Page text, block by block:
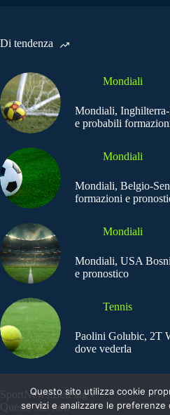
Di tendenza
Mondiali
Mondiali,
e probabili
Mondiali
Mondiali, Belgio-
formazioni e
Mondiali
Mondiali, USA
e pronostico
Tennis
Paolini Golubic, 2T
dove vederla
SportNews.BetFlag -
Questo sito non
Questo sito utilizza cookie
servizi e analizzare le